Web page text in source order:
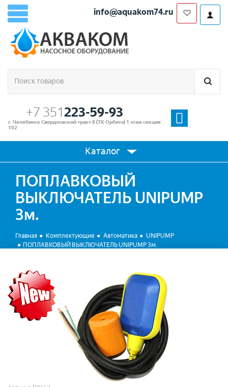
info@aquakom74.ru
+7 351223-59-93
г. Челябинск Свердловский тракт 8 (ТК Орбита) 1 этаж секция
102
Каталог
ПОПЛАВКОВЫЙ
ВЫКЛЮЧАТЕЛЬ UNIPUMP
3м.
Главная Комплектующие Автоматика
UNIPUMP
ПОПЛАВКОВЫЙ ВЫКЛЮЧАТЕЛЬ UNIPUMP 3м.